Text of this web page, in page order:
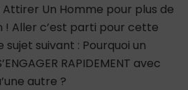
Attirer Un Homme pour plus de
! Aller c’est parti pour cette
suivant : Pourquoi un
RAPIDEMENT avec
autre ?